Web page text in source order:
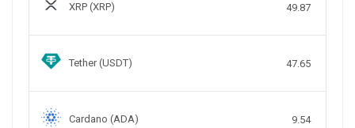
XRP (XRP) 49.87
Tether (USDT) 47.65
Cardano (ADA) 9.54